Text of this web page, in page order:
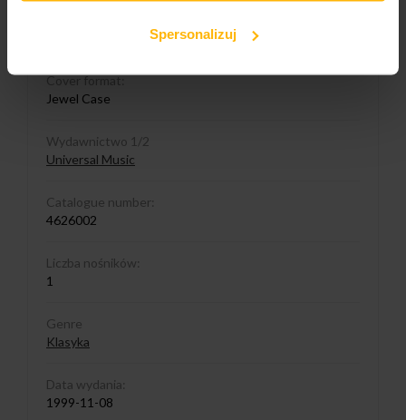
Spersonalizuj
Jewel Case
Wydawnictwo 1/2
Universal Music
Catalogue number:
4626002
Liczba nośników:
1
Genre
Klasyka
Data wydania:
1999-11-08